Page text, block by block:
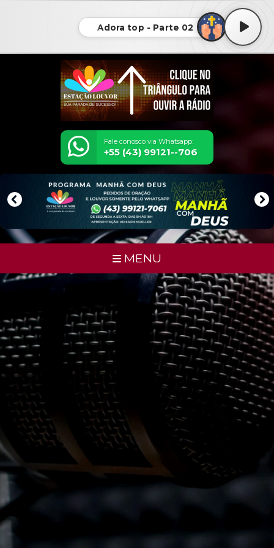
Adora top - Parte 02
Fale conosco via Whatsapp:
+55 (43) 99121--706
MENU